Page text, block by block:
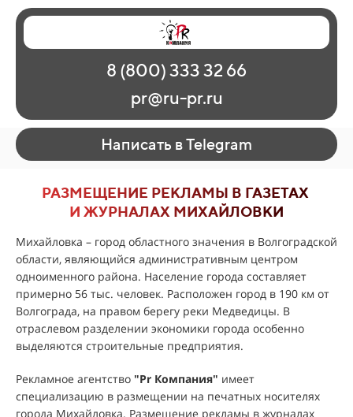
Главная
Наши работы
О рекламе
Регионы
Контакты
8 (800) 333 32 66
pr@ru-pr.ru
Написать в Telegram
РАЗМЕЩЕНИЕ РЕКЛАМЫ В ГАЗЕТАХ
И ЖУРНАЛАХ МИХАЙЛОВКИ
Михайловка – город областного значения в Волгоградской
области, являющийся административным центром
одноименного района. Население города составляет
примерно 56 тыс. человек. Расположен город в 190 км от
Волгограда, на правом берегу реки Медведицы. В
отраслевом разделении экономики города особенно
выделяются строительные предприятия.
Рекламное агентство "Pr Компания" имеет
специализацию в размещении на печатных носителях
города Михайловка. Размещение рекламы в журналах